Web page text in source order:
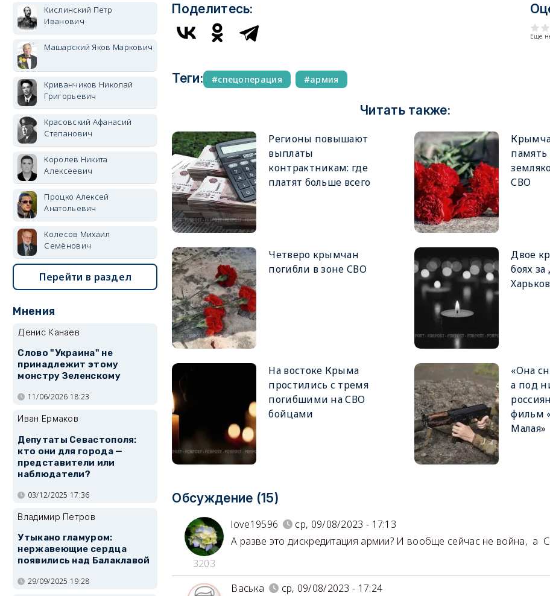
Поделитесь:
Еще
Теги: спецоперация армия
Читать также:
Регионы повышают
выплаты
контрактникам: где
платят больше всего
СВО
Четверо крымчан
погибли в зоне СВО
Двое
боях
На востоке Крыма
простились с тремя
погибшими на СВО
бойцами
«Она
а под
фильм
Малая»
Обсуждение (15)
3203
love19596
ср, 09/08/2023 - 17:13
А разве это дискредитация армии? И вообще сейчас не война, а
Васька
ср, 09/08/2023 - 17:24
Кислинский Петр
Иванович
Машарский Яков Маркович
Криванчиков Николай
Григорьевич
Красовский Афанасий
Степанович
Королев Никита
Алексеевич
Процко Алексей
Анатольевич
Колесов Михаил
Семёнович
Перейти в раздел
Мнения
Денис Канаев
Слово "Украина" не
принадлежит этому
монстру Зеленскому
11/06/2026 18:23
Иван Ермаков
Депутаты Севастополя:
кто они для города —
представители или
наблюдатели?
03/12/2025 17:36
Владимир Петров
Утыкано гламуром:
нержавеющие сердца
появились над Балаклавой
29/09/2025 19:28